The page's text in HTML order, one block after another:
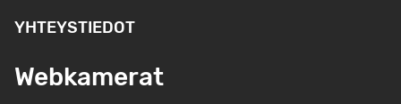
YHTEYSTIEDOT
Webkamerat